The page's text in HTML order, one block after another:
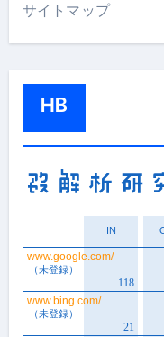
サイトマップ
HB